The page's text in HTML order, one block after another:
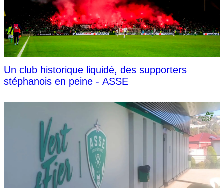
Un club historique liquidé, des supporters
stéphanois en peine - ASSE